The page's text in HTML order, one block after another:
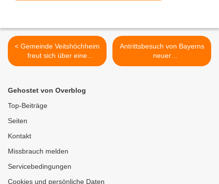
< Gemeinde Veitshöchheim
freut sich über eine
Baumspende an den
Antrittsbesuch von Bayerns
neuer
Landwirtschaftsministerin
Gehostet von Overblog
Top-Beiträge
Seiten
Kontakt
Missbrauch melden
Servicebedingungen
Cookies und persönliche Daten